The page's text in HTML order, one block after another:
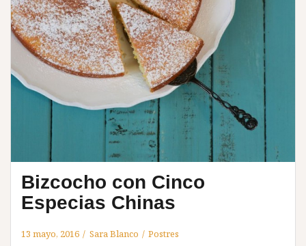
Bizcocho con Cinco
Especias Chinas
13 mayo, 2016 Sara Blanco Postres